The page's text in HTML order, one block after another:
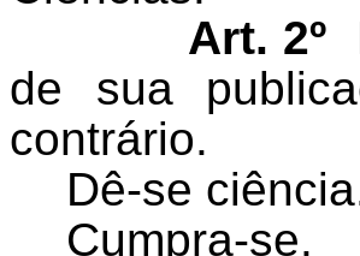
Art. 2º
de sua
contrário.
Dê-se
Cumpra-se.